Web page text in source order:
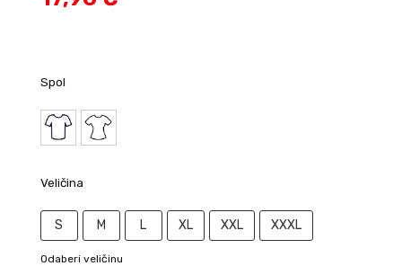
Spol
Veličina
S M L XL XXL XXXL
Odaberi veličinu